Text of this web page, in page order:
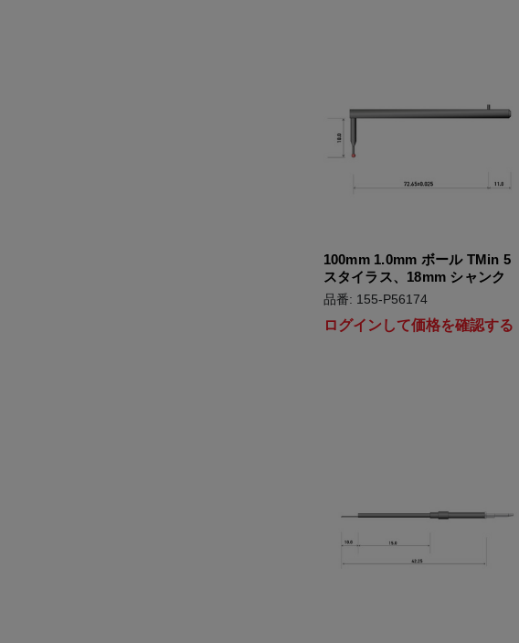
100mm 1.0mm ボール TMin 5
スタイラス、18mm シャンク
品番: 155-P56174
ログインして価格を確認する